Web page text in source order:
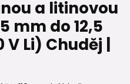
a litinovou
mm do 12,5
V Li) Chuděj |